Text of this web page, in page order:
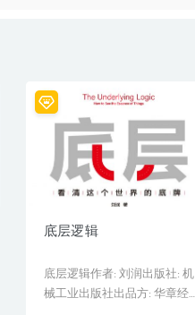
底层逻辑
底层逻辑作者: 刘润出版社: 机
械工业出版社出品方: 华章经